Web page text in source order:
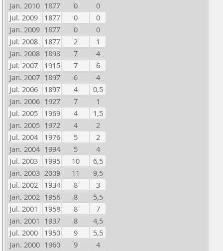
Jan. 2010 1877 0
0
Jul. 2009
1877 0
0
Jan. 2009 1877 0
0
Jul. 2008
1877 2
1
Jan. 2008 1893 7
4
Jul. 2007
1915 7
6
Jan. 2007 1897 6
4
Jul. 2006
1897 4
0,5
Jan. 2006 1927 7
1
Jul. 2005
1969 4
1,5
Jan. 2005 1972 4
2
Jul. 2004
1976 5
2
Jan. 2004 1994 5
4
Jul. 2003
1995 10
6,5
Jan. 2003 2009 11
9,5
Jul. 2002
1934 8
3
Jan. 2002 1956 8
5,5
Jul. 2001
1958 8
7
Jan. 2001 1937 8
4,5
Jul. 2000
1950 9
5,5
Jan. 2000 1960 9
4